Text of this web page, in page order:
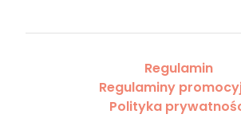
Regulamin
Regulaminy
Polityka